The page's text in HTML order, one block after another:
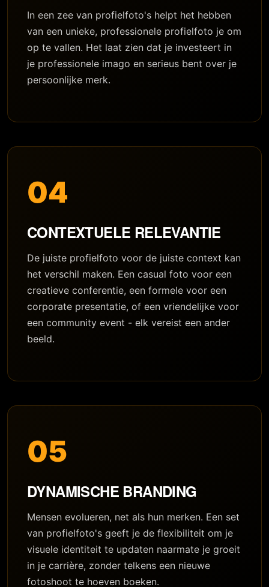
In een zee van profielfoto's helpt het hebben
van een unieke, professionele profielfoto je om
op te vallen. Het laat zien dat je investeert in
je professionele imago en serieus bent over je
persoonlijke merk.
04
CONTEXTUELE RELEVANTIE
De juiste profielfoto voor de juiste context kan
het verschil maken. Een casual foto voor een
creatieve conferentie, een formele voor een
corporate presentatie, of een vriendelijke voor
een community event - elk vereist een ander
beeld.
05
DYNAMISCHE BRANDING
Mensen evolueren, net als hun merken. Een set
van profielfoto's geeft je de flexibiliteit om je
visuele identiteit te updaten naarmate je groeit
in je carrière, zonder telkens een nieuwe
fotoshoot te hoeven boeken.